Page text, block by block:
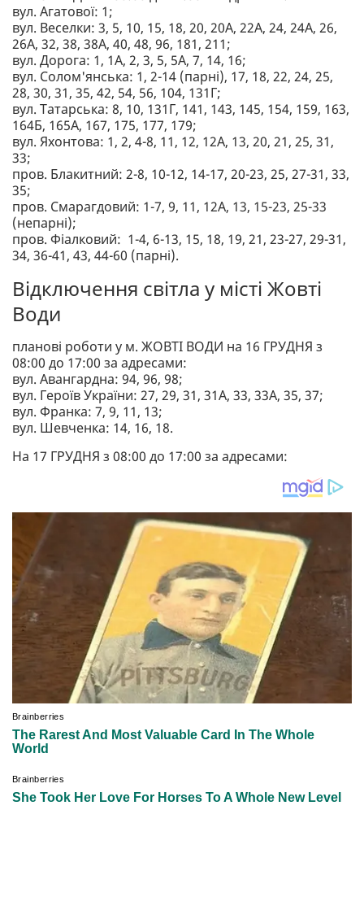
вул. Агатової: 1;
вул. Веселки: 3, 5, 10, 15, 18, 20, 20А, 22А, 24, 24А, 26,
26А, 32, 38, 38А, 40, 48, 96, 181, 211;
вул. Дорога: 1, 1А, 2, 3, 5, 5А, 7, 14, 16;
вул. Солом'янська: 1, 2-14 (парні), 17, 18, 22, 24, 25,
28, 30, 31, 35, 42, 54, 56, 104, 131Г;
вул. Татарська: 8, 10, 131Г, 141, 143, 145, 154, 159, 163,
164Б, 165А, 167, 175, 177, 179;
вул. Яхонтова: 1, 2, 4-8, 11, 12, 12А, 13, 20, 21, 25, 31,
33;
пров. Блакитний: 2-8, 10-12, 14-17, 20-23, 25, 27-31, 33,
35;
пров. Смарагдовий: 1-7, 9, 11, 12А, 13, 15-23, 25-33
(непарні);
пров. Фіалковий: 1-4, 6-13, 15, 18, 19, 21, 23-27, 29-31,
34, 36-41, 43, 44-60 (парні).
Відключення світла у місті Жовті
Води
планові роботи у м. ЖОВТІ ВОДИ на 16 ГРУДНЯ з
08:00 до 17:00 за адресами:
вул. Авангардна: 94, 96, 98;
вул. Героїв України: 27, 29, 31, 31А, 33, 33А, 35, 37;
вул. Франка: 7, 9, 11, 13;
вул. Шевченка: 14, 16, 18.
На 17 ГРУДНЯ з 08:00 до 17:00 за адресами: